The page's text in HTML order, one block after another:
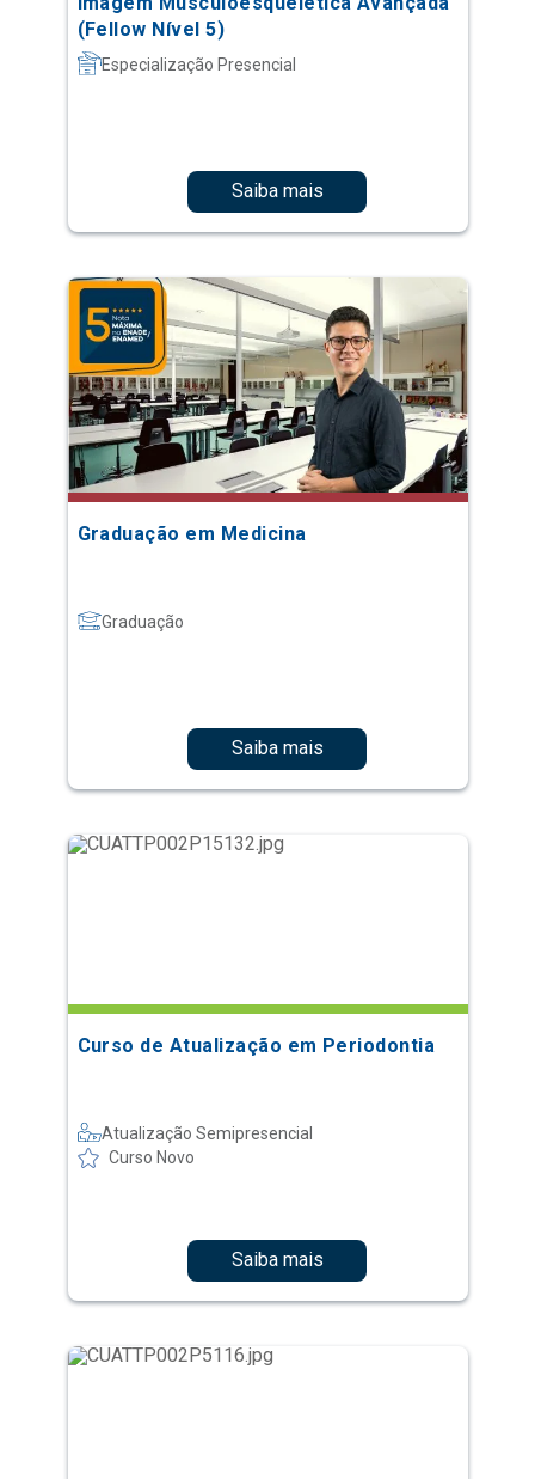
(Fellow Nível 5)
Especialização Presencial
Saiba mais
Graduação em Medicina
Graduação
Saiba mais
Curso de Atualização em Periodontia
Atualização Semipresencial
Curso Novo
Saiba mais